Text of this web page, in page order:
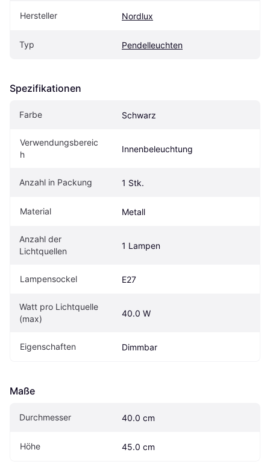
Hersteller Nordlux
Typ Pendelleuchten
Spezifikationen
Farbe Schwarz
Verwendungsbereic
h
Innenbeleuchtung
Anzahl in Packung 1 Stk.
Material Metall
Anzahl der
Lichtquellen
1 Lampen
Lampensockel E27
Watt pro Lichtquelle
(max)
40.0 W
Eigenschaften Dimmbar
Maße
Durchmesser 40.0 cm
Höhe 45.0 cm